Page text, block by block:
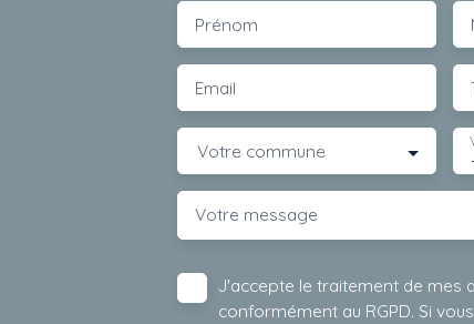
Prénom
Email
Votre commune
Votre message
J'accepte le traitement de mes
conformément au RGPD. Si